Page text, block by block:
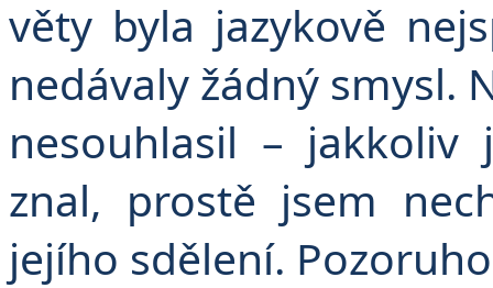
věty byla jazykově
nedávaly žádný smysl.
nesouhlasil – jakkoliv
znal, prostě jsem
jejího sdělení.